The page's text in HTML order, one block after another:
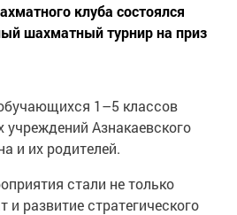
клуба состоялся
шахматный турнир на приз
1–5 классов
Азнакаевского
и их родителей.
стали не только
развитие стратегического